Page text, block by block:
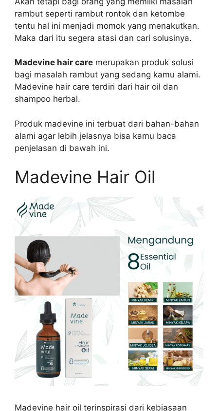
rambut seperti rambut rontok dan ketombe
tentu hal ini menjadi momok yang menakutkan.
Maka dari itu segera atasi dan cari solusinya.
Madevine hair care merupakan produk solusi
bagi masalah rambut yang sedang kamu alami.
Madevine hair care terdiri dari hair oil dan
shampoo herbal.
Produk madevine ini terbuat dari bahan-bahan
alami agar lebih jelasnya bisa kamu baca
penjelasan di bawah ini.
Madevine Hair Oil
Madevine hair oil terinspirasi dari kebiasaan